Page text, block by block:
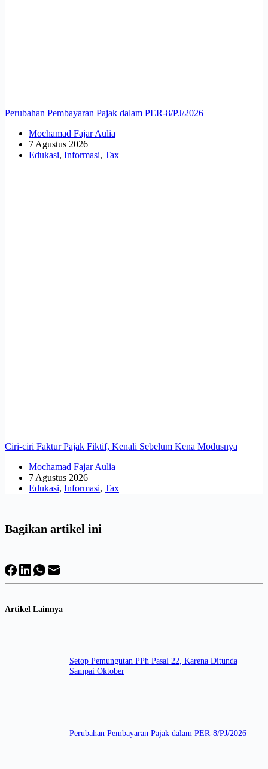
Perubahan Pembayaran Pajak dalam PER-8/PJ/2026
Mochamad Fajar Aulia
7 Agustus 2026
Edukasi, Informasi, Tax
Ciri-ciri Faktur Pajak Fiktif, Kenali Sebelum Kena Modusnya
Mochamad Fajar Aulia
7 Agustus 2026
Edukasi, Informasi, Tax
Bagikan artikel ini
Artikel Lainnya
Setop Pemungutan PPh Pasal 22, Karena Ditunda
Sampai Oktober
Perubahan Pembayaran Pajak dalam PER-8/PJ/2026